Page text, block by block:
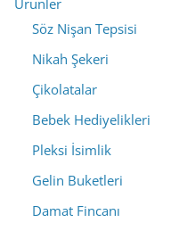
Ürünler
Söz Nişan Tepsisi
Nikah Şekeri
Çikolatalar
Bebek Hediyelikleri
Pleksi İsimlik
Gelin Buketleri
Damat Fincanı